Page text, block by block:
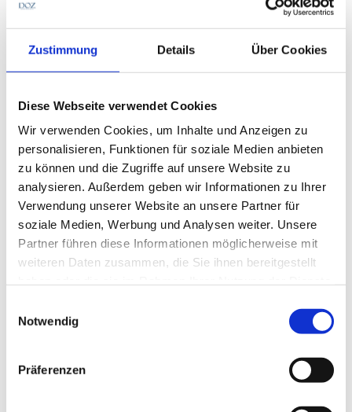
Zustimmung Details Über Cookies
Diese Webseite verwendet Cookies
Wir verwenden Cookies, um Inhalte und Anzeigen zu
personalisieren, Funktionen für soziale Medien anbieten
zu können und die Zugriffe auf unsere Website zu
analysieren. Außerdem geben wir Informationen zu Ihrer
Verwendung unserer Website an unsere Partner für
soziale Medien, Werbung und Analysen weiter. Unsere
Partner führen diese Informationen möglicherweise mit
weiteren Daten zusammen, die Sie ihnen bereitgestellt
Notwendig
Präferenzen
- Alle - Betrieb & Praxis Kontaktlinse Fachwissen
Optik & Technik
Nicole Albering